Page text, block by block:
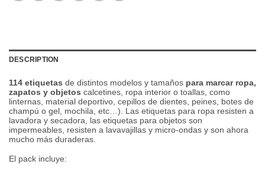
DESCRIPTION
114 etiquetas de distintos modelos y tamaños para marcar ropa,
zapatos y objetos calcetines, ropa interior o toallas, como
linternas, material deportivo, cepillos de dientes, peines, botes de
champú o gel, mochila, etc…). Las etiquetas para ropa resisten a
lavadora y secadora, las etiquetas para objetos son
impermeables, resisten a lavavajillas y micro-ondas y son ahora
mucho más duraderas.
El pack incluye: